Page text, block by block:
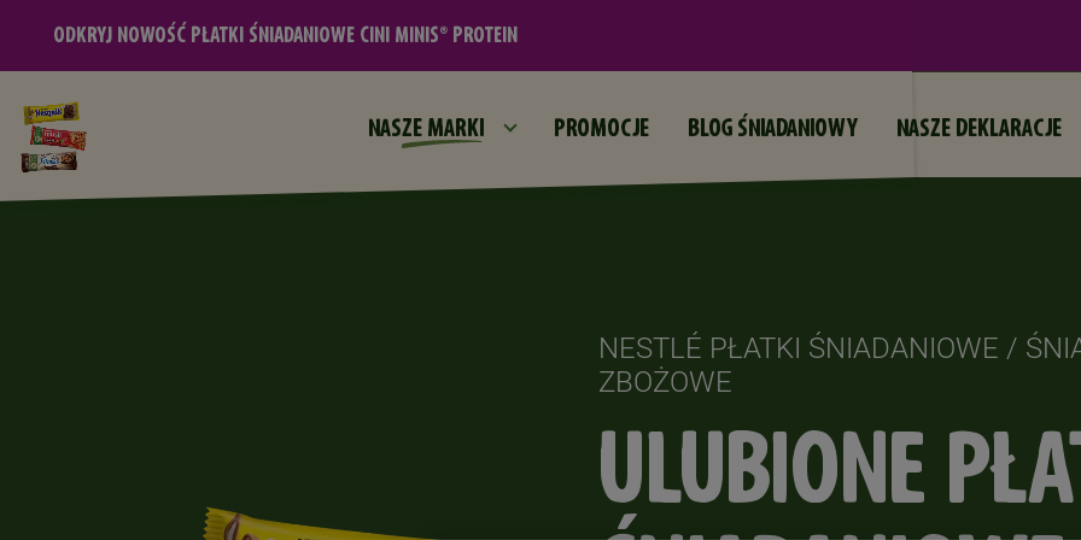
PŁATKI ŚNIADANIOWE CINI MINIS® PROTEIN
NASZE MARKI PROMOCJE BLOG ŚNIADANIOWY NASZE DEKLARACJE
NESTLÉ PŁATKI ŚNIADANIOWE /
ZBOŻOWE
ULUBIONE